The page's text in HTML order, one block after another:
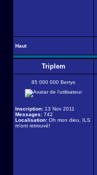
Haut
Triplem
85 000 000 Berrys
Inscription: 13 Nov 2011
Messages: 742
Localisation: Oh mon dieu, ILS
m'ont retrouvé!